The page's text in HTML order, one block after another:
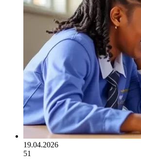
19.04.2026
51